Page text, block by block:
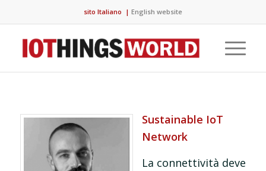
sito Italiano | English website
Sustainable IoT
Network
La connettività deve